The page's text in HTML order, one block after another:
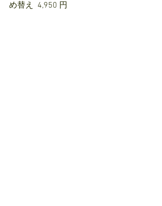
め替え  4,950 円